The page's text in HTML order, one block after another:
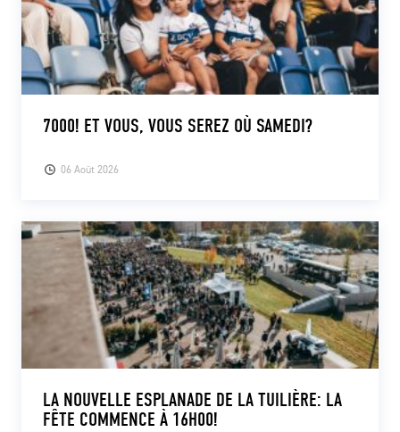
06 Août 2026
7000! ET VOUS, VOUS SEREZ OÙ SAMEDI?
LA NOUVELLE ESPLANADE DE LA TUILIÈRE: LA
FÊTE COMMENCE À 16H00!